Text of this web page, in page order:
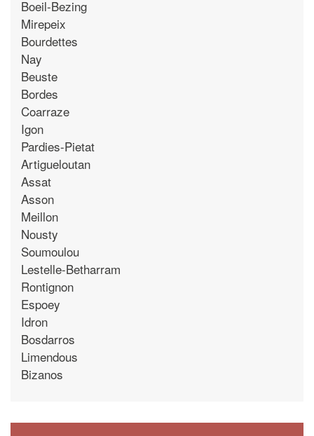
Boeil-Bezing
Mirepeix
Bourdettes
Nay
Beuste
Bordes
Coarraze
Igon
Pardies-Pietat
Artigueloutan
Assat
Asson
Meillon
Nousty
Soumoulou
Lestelle-Betharram
Rontignon
Espoey
Idron
Bosdarros
Limendous
Bizanos